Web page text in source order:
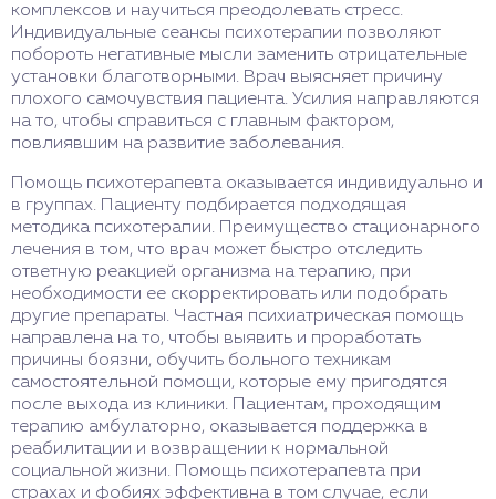
комплексов и научиться преодолевать стресс.
Индивидуальные сеансы психотерапии позволяют
побороть негативные мысли заменить отрицательные
установки благотворными. Врач выясняет причину
плохого самочувствия пациента. Усилия направляются
на то, чтобы справиться с главным фактором,
повлиявшим на развитие заболевания.
Помощь психотерапевта оказывается индивидуально и
в группах. Пациенту подбирается подходящая
методика психотерапии. Преимущество стационарного
лечения в том, что врач может быстро отследить
ответную реакцией организма на терапию, при
необходимости ее скорректировать или подобрать
другие препараты. Частная психиатрическая помощь
направлена на то, чтобы выявить и проработать
причины боязни, обучить больного техникам
самостоятельной помощи, которые ему пригодятся
после выхода из клиники. Пациентам, проходящим
терапию амбулаторно, оказывается поддержка в
реабилитации и возвращении к нормальной
социальной жизни. Помощь психотерапевта при
страхах и фобиях эффективна в том случае, если